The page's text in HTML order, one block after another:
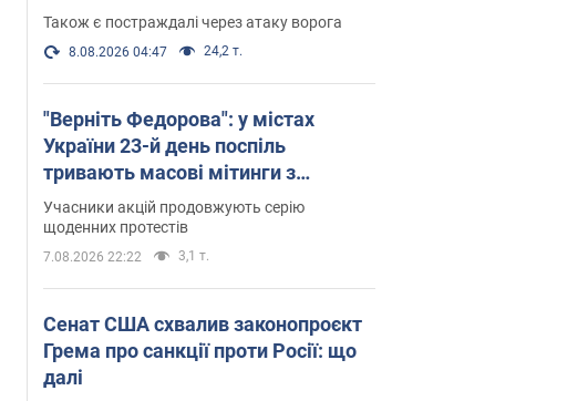
Також є постраждалі через атаку ворога
8.08.2026 04:47 24,2 т.
"Верніть Федорова": у містах
України 23-й день поспіль
тривають масові мітинги з
картонками. Фото і відео
Учасники акцій продовжують серію
щоденних протестів
7.08.2026 22:22 3,1 т.
Сенат США схвалив законопроєкт
Грема про санкції проти Росії: що
далі